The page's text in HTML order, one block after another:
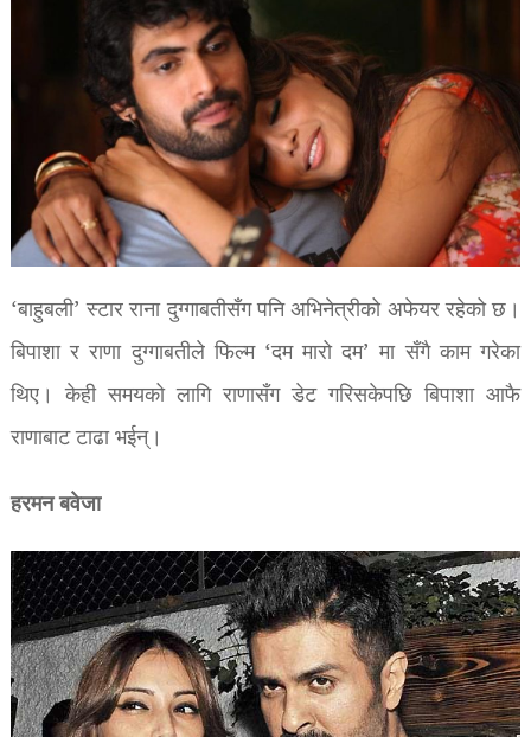
‘बाहुबली’ स्टार राना दुग्गाबतीसँग पनि अभिनेत्रीको अफेयर रहेको छ।
बिपाशा र राणा दुग्गाबतीले फिल्म ‘दम मारो दम’ मा सँगै काम गरेका
थिए। केही समयको लागि राणासँग डेट गरिसकेपछि बिपाशा आफै
राणाबाट टाढा भईन्।
हरमन बवेजा